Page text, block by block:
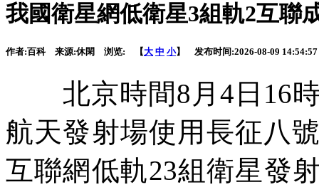
我國衛星網低衛星3組軌2互聯
作者:百科来源:休閑 浏览: 【大 中 小】 发布时间:2026-08-09 14:54:57
北京時間8月4日16時
航天發射場使用長征八
互聯網低軌23組衛星發